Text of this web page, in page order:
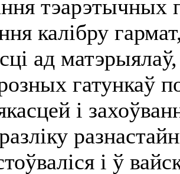
тэарэтычных
калібру
ад
гатункаў
i
i ў